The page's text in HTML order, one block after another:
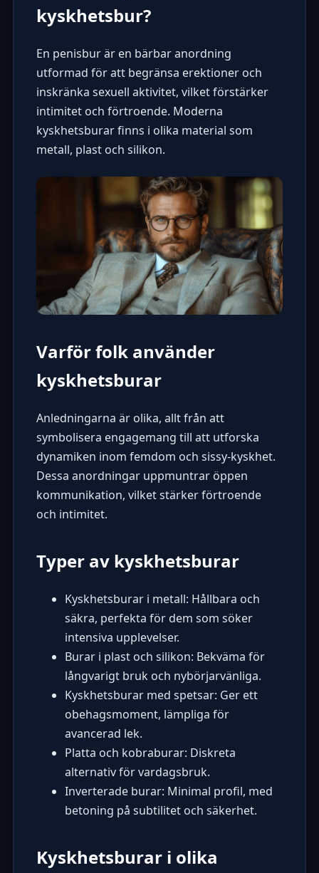
kyskhetsbur?
En penisbur är en bärbar anordning
utformad för att begränsa erektioner och
inskränka sexuell aktivitet, vilket förstärker
intimitet och förtroende. Moderna
kyskhetsburar finns i olika material som
metall, plast och silikon.
Varför folk använder
kyskhetsburar
Anledningarna är olika, allt från att
symbolisera engagemang till att utforska
dynamiken inom femdom och sissy-kyskhet.
Dessa anordningar uppmuntrar öppen
kommunikation, vilket stärker förtroende
och intimitet.
Typer av kyskhetsburar
Kyskhetsburar i metall: Hållbara och
säkra, perfekta för dem som söker
intensiva upplevelser.
Burar i plast och silikon: Bekväma för
långvarigt bruk och nybörjarvänliga.
Kyskhetsburar med spetsar: Ger ett
obehagsmoment, lämpliga för
avancerad lek.
Platta och kobraburar: Diskreta
alternativ för vardagsbruk.
Inverterade burar: Minimal profil, med
betoning på subtilitet och säkerhet.
Kyskhetsburar i olika